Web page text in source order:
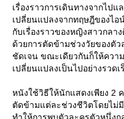
เรื่องราวการเดินทางจากไป
เปลี่ยนแปลงจากทฤษฎีของไอ
กับเรื่องราวของหญิงสาวกลา
ด้วยการตัดข้ามช่วงวัยของตัว
ชัดเจน ขณะเดียวกันก็ให้ควา
เปลี่ยนแปลงเป็นไปอย่างรวดเ
หนังใช้วิธีให้นักแสดงเพียง 2
ตัดข้ามแต่ละช่วงชีวิตโดยไม่
ทำให้การพบตัวละครตัวหนึ่งก